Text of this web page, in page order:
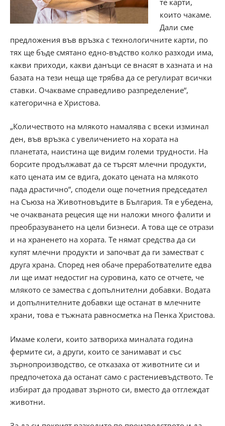
които чакаме.
Дали сме
предложения във връзка с технологичните карти, по
тях ще бъде смятано едно-въдство колко разходи има,
какви приходи, какви данъци се внасят в хазната и на
базата на тези неща ще трябва да се регулират всички
ставки. Очакваме справедливо разпределение“,
категорична е Христова.
„Количеството на млякото намалява с всеки изминал
ден, във връзка с увеличението на хората на
планетата, наистина ще видим големи трудности. На
борсите продължават да се търсят млечни продукти,
като цената им се вдига, докато цената на млякото
пада драстично“, сподели още почетния председател
на Съюза на Животновъдите в България. Тя е убедена,
че очакваната рецесия ще ни наложи много фалити и
преобразуването на цели бизнеси. А това ще се отрази
и на храненето на хората. Те нямат средства да си
купят млечни продукти и започват да ги заместват с
друга храна. Според нея обаче преработвателите едва
ли ще имат недостиг на суровина, като се отчете, че
млякото се замества с допълнителни добавки. Водата
и допълнителните добавки ще останат в млечните
храни, това е тъжната равносметка на Пенка Христова.
Имаме колеги, които затвориха миналата година
фермите си, а други, които се занимават и със
зърнопроизводство, се отказаха от животните си и
предпочетоха да останат само с растениевъдството. Те
избират да продават зърното си, вместо да отглеждат
животни.